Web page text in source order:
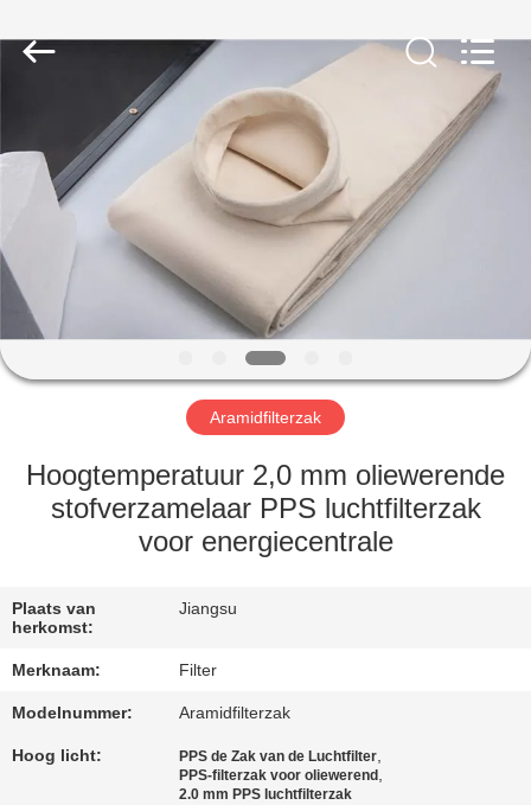
PRODUCTEN
OVER
ONS
FABRIEKSREIS
KWALITEITSCONTROLE
CONTACTEER
VERZOEK
OM EEN
Co.,Ltd..
Aramidfilterzak
Hoogtemperatuur 2,0 mm oliewerende
stofverzamelaar PPS luchtfilterzak
voor energiecentrale
Plaats van
herkomst:
Jiangsu
Merknaam: Filter
Modelnummer: Aramidfilterzak
Hoog licht: PPS de Zak van de Luchtfilter,
PPS-filterzak voor oliewerend ,
2.0 mm PPS luchtfilterzak